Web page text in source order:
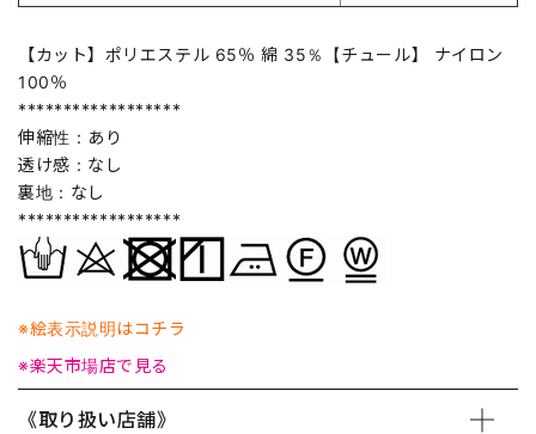
【カット】ポリエステル 65％ 綿 35％【チュール】 ナイロン
100％
******************
伸縮性：あり
透け感：なし
裏地：なし
******************
※絵表示説明はコチラ
※楽天市場店で見る
《取り扱い店舗》